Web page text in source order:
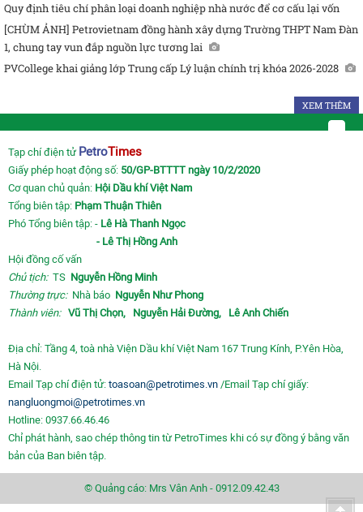
Quy định tiêu chí phân loại doanh nghiệp nhà nước để cơ cấu lại vốn
[CHÙM ẢNH] Petrovietnam đồng hành xây dựng Trường THPT Nam Đàn
1, chung tay vun đắp nguồn lực tương lai
PVCollege khai giảng lớp Trung cấp Lý luận chính trị khóa 2026-2028
XEM THÊM
Tạp chí điện tử PetroTimes
Giấy phép hoạt động số: 50/GP-BTTTT ngày 10/2/2020
Cơ quan chủ quản: Hội Dầu khí Việt Nam
Tổng biên tập: Phạm Thuận Thiên
Phó Tổng biên tập: - Lê Hà Thanh Ngọc
- Lê Thị Hồng Anh
Hội đồng cố vấn
Chủ tịch:TS Nguyễn Hồng Minh
Thường trực: Nhà báo Nguyễn Như Phong
Thành viên: Vũ Thị Chọn, Nguyễn Hải Đường, Lê Anh Chiến
Địa chỉ: Tầng 4, toà nhà Viện Dầu khí Việt Nam 167 Trung Kính, P.Yên Hòa,
Hà Nội.
Email Tạp chí điện tử: toasoan@petrotimes.vn /Email Tạp chí giấy:
nangluongmoi@petrotimes.vn
Hotline: 0937.66.46.46
Chỉ phát hành, sao chép thông tin từ PetroTimes khi có sự đồng ý bằng văn
bản của Ban biên tập.
© Quảng cáo: Mrs Vân Anh - 0912.09.42.43